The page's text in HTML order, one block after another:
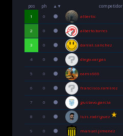
pos ph ▲▼ competidor
1
0 albertic
2 0 alberto.torres
3 0 daniel.sanchez
4 0 diego.vargas
5 0 eams666
6 0 francisco.ramirez
7 0 gustavo.garcia
8 0 luis.rodriguez
9 0 manuel.jimenez